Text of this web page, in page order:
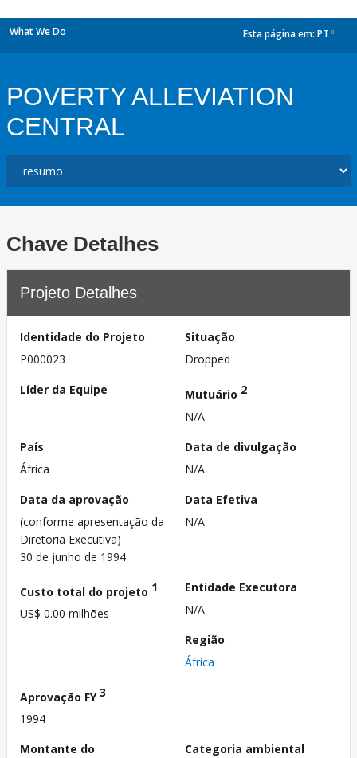
What We Do Esta página em: PT
POVERTY ALLEVIATION
CENTRAL
Chave Detalhes
Projeto Detalhes
Identidade do Projeto
P000023
Situação
Dropped
Líder da Equipe
Mutuário 2
N/A
País
África
Data de divulgação
N/A
Data da aprovação
(conforme apresentação da
Diretoria Executiva)
30 de junho de 1994
Data Efetiva
N/A
Custo total do projeto 1
US$ 0.00 milhões
Entidade Executora
N/A
Região
África
Aprovação FY3
1994
Montante do
Categoria ambiental